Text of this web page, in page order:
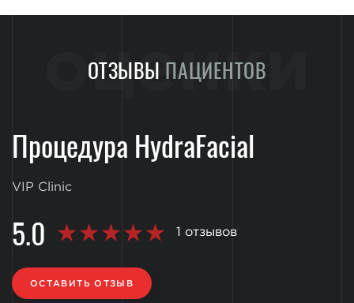
ОТЗЫВЫ ПАЦИЕНТОВ
оценки
Процедура HydraFacial
VIP Clinic
5.0 1 отзывов
ОСТАВИТЬ ОТЗЫВ